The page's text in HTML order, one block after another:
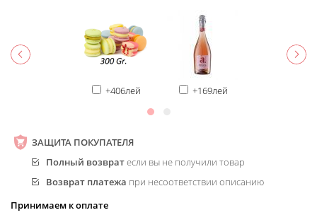
+406лей +169лей
ЗАЩИТА ПОКУПАТЕЛЯ
Полный возвратесли вы не получили товар
Возврат платежа при несоответствии описанию
Принимаем к оплате